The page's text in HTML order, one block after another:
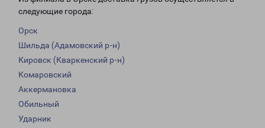
следующие города:
Орск
Шильда (Адамовский р-н)
Кировск (Кваркенский р-н)
Комаровский
Аккермановка
Обильный
Ударник